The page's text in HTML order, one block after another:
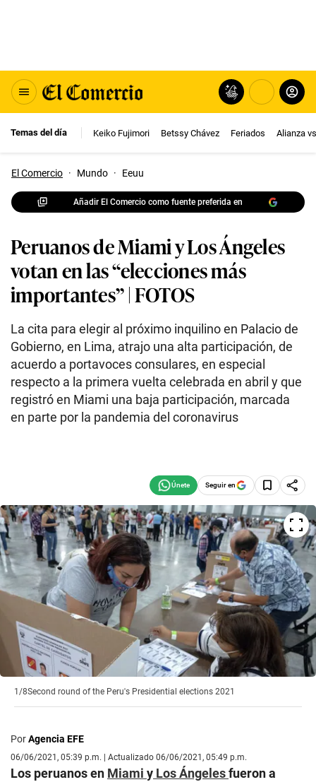
Temas del día Keiko Fujimori Betssy Chávez Feriados Alianza
El Comercio · Mundo · Eeuu
Añadir El Comercio como fuente preferida en
Peruanos de Miami y Los Ángeles
votan en las “elecciones más
importantes” | FOTOS
La cita para elegir al próximo inquilino en Palacio de
Gobierno, en Lima, atrajo una alta participación, de
acuerdo a portavoces consulares, en especial
respecto a la primera vuelta celebrada en abril y que
registró en Miami una baja participación, marcada
en parte por la pandemia del coronavirus
Seguir en
1/8Second round of the Peru's Presidential elections 2021
PorAgencia EFE
06/06/2021, 05:39 p.m. | Actualizado 06/06/2021, 05:49 p.m.
Los peruanos en Miami y Los Ángelesfueron a